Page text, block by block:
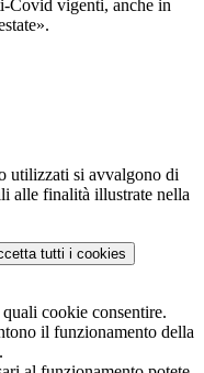
Covid vigenti, anche in
utilizzati si avvalgono di
alle finalità illustrate nella
tutti i cookies
cookie consentire.
il funzionamento della